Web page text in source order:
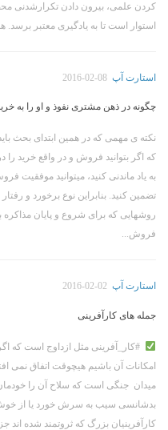
کردن علمی، بیرون دادن تکرارشدنی
استوار است تا به یادگیری معتبر برسد.
استارت آپ 2016-02-08
چگونه در ذهن مشتری نفوذ و او را به
نکته ی مهمی که در همین ابتدای بحث
که اگر بتوانید فروش و در واقع خرید
به یاد ماندنی کنید، میتوانید موفقیت
تضمین کنید. بنابراین نوع برخورد و
روشهایی که برای شروع و پایان مذاکره
فروش...
استارت آپ 2016-02-02
جمله های کارآفرینی
#کار_آفرینی مثل ازداوج است که
امکانات آن باشیم هیچوقت اتفاق نمی
میدان جنگی است که سلاح آن را
بدشانسی سیب به سرش خورد یا از
کارآفرینیان بزرگ که ثروتمند شده